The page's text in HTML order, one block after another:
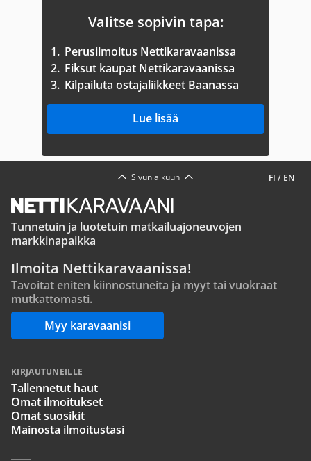
Valitse sopivin tapa:
1. Perusilmoitus Nettikaravaanissa
2. Fiksut kaupat Nettikaravaanissa
3. Kilpailuta ostajaliikkeet Baanassa
Lue lisää
FI / EN
Sivun alkuun
Tunnetuin ja luotetuin matkailuajoneuvojen
markkinapaikka
Ilmoita Nettikaravaanissa!
Tavoitat eniten kiinnostuneita ja myyt tai vuokraat
mutkattomasti.
Myy karavaanisi
KIRJAUTUNEILLE
Tallennetut haut
Omat ilmoitukset
Omat suosikit
Mainosta ilmoitustasi